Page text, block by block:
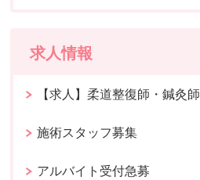
求人情報
【求人】柔道整復師・鍼灸師
施術スタッフ募集
アルバイト受付急募